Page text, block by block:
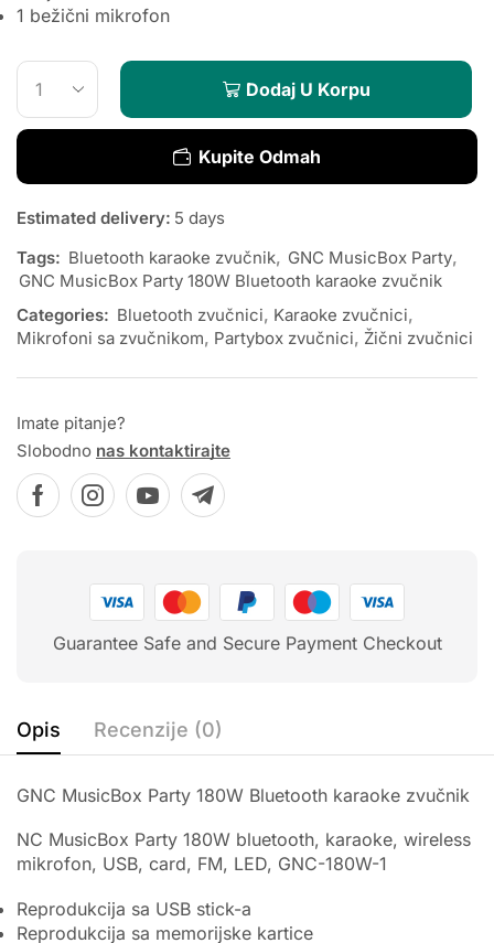
1 bežični mikrofon
Dodaj U Korpu
Kupite Odmah
Estimated delivery: 5 days
Tags: Bluetooth karaoke zvučnik, GNC MusicBox Party,
GNC MusicBox Party 180W Bluetooth karaoke zvučnik
Categories: Bluetooth zvučnici, Karaoke zvučnici,
Mikrofoni sa zvučnikom, Partybox zvučnici, Žični zvučnici
Imate pitanje?
Slobodno nas kontaktirajte
Guarantee Safe and Secure Payment Checkout
Opis Recenzije (0)
GNC MusicBox Party 180W Bluetooth karaoke zvučnik
NC MusicBox Party 180W bluetooth, karaoke, wireless
mikrofon, USB, card, FM, LED, GNC-180W-1
Reprodukcija sa USB stick-a
Reprodukcija sa memorijske kartice